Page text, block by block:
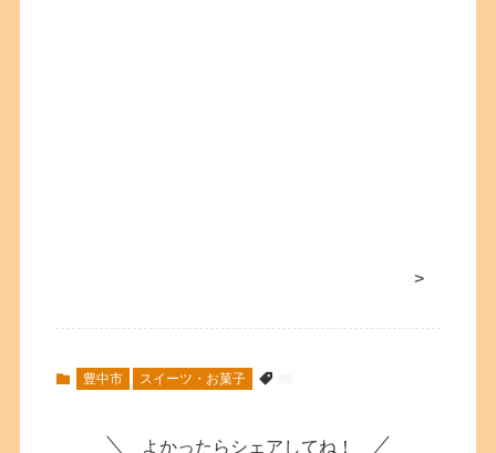
>
豊中市 スイーツ・お菓子
よかったらシェアしてね！